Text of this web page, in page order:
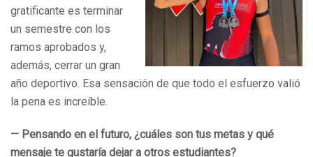
gratificante es terminar
un semestre con los
ramos aprobados y,
además, cerrar un gran
año deportivo. Esa sensación de que todo el esfuerzo valió
la pena es increíble.
— Pensando en el futuro, ¿cuáles son tus metas y qué
mensaje te gustaría dejar a otros estudiantes?